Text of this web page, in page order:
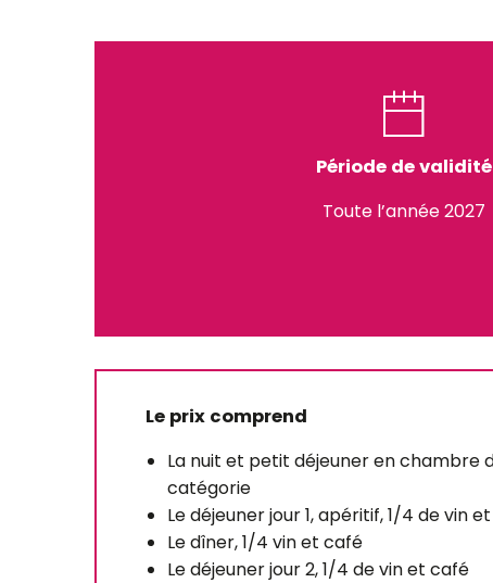
Période de validité
Toute l’année 2027
Le prix comprend
La nuit et petit déjeuner en chambre
catégorie
Le déjeuner jour 1, apéritif, 1/4 de vin
Le dîner, 1/4 vin et café
Le déjeuner jour 2, 1/4 de vin et café